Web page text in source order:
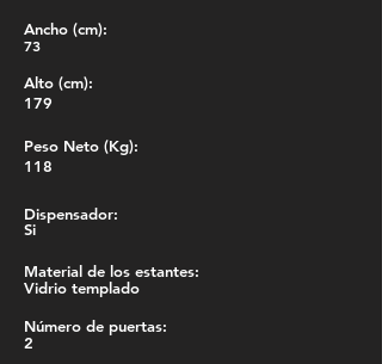
Ancho (cm):
73
Alto (cm):
179
Peso Neto (Kg):
118
Dispensador:
Si
Material de los estantes:
Vidrio templado
Número de puertas:
2